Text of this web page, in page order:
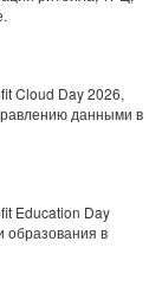
Cloud Day 2026,
данными в
Education Day
в